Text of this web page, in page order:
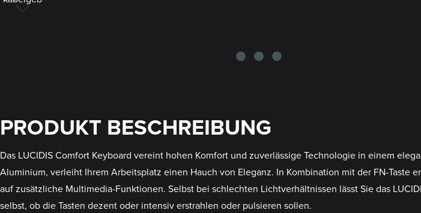
PRODUKT BESCHREIBUNG
Das LUCIDIS Comfort Keyboard vereint hohen Komfort und zuverlässige Technologie in einem
Aluminium, verleiht Ihrem Arbeitsplatz einen Hauch von Eleganz. In Kombination mit der FN-Taste
auf zusätzliche Multimedia-Funktionen. Selbst bei schlechten Lichtverhältnissen lässt Sie das
selbst, ob die Tasten dezent oder intensiv erstrahlen oder pulsieren sollen.